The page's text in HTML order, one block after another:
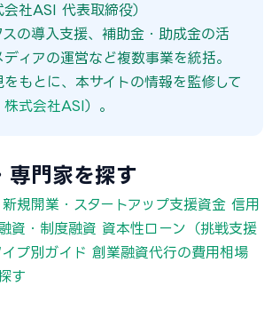
会社ASI 代表取締役）
の導入支援、補助金・助成金の活
ィアの運営など複数事業を統括。
もとに、本サイトの情報を監修して
株式会社ASI）。
専門家を探す
規開業・スタートアップ支援資金 信用
資・制度融資 資本性ローン（挑戦支援
プ別ガイド 創業融資代行の費用相場
す